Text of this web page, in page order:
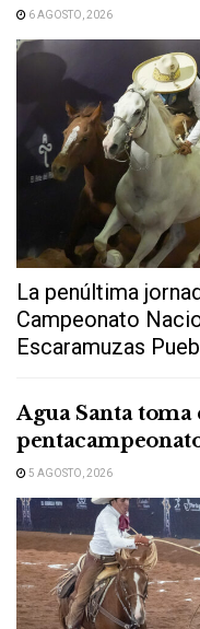
6 AGOSTO, 2026
La penúltima
Campeonato
Escaramuzas
Agua Santa
5 AGOSTO, 2026